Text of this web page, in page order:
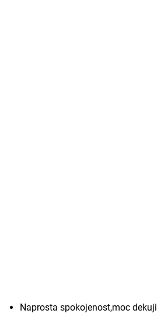
Naprosta spokojenost,moc dekuji